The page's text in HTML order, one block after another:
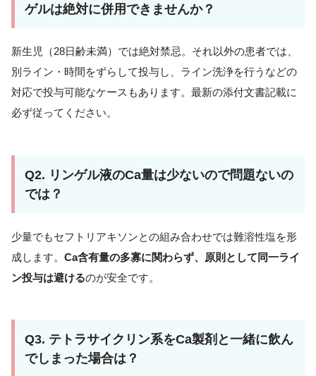
ゲルは絶対に併用できませんか？
新生児（28日齢未満）では絶対禁忌。それ以外の患者では、
別ライン・時間をずらして投与し、ライン洗浄を行うなどの
対応で投与可能なケースもあります。最新の添付文書記載に
必ず従ってください。
Q2. リンゲル液のCa量は少ないので問題ないの
では？
少量でもセフトリアキソンとの組み合わせでは難溶性塩を形
成します。 Ca含有量の多寡に関わらず、原則として同一ライ
ン投与は避けるのが安全です。
Q3. テトラサイクリン系をCa製剤と一緒に飲ん
でしまった場合は？